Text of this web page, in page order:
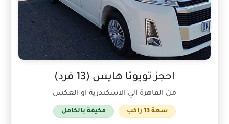
احجز تويوتا هايس (13 فرد)
من القاهرة الي الاسكندرية او العكس
سعة 13 راكب مكيفة بالكامل